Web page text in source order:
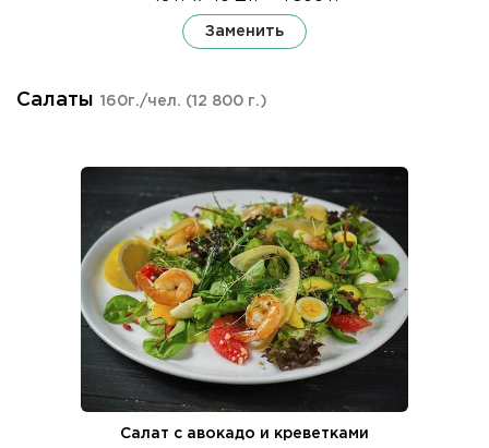
Заменить
Салаты 160г./чел. (12 800 г.)
Салат с авокадо и креветками